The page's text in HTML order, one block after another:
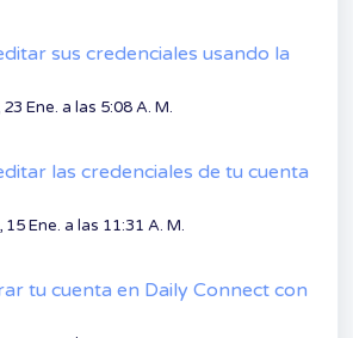
sus credenciales usando la
Ene. a las 5:08 A. M.
las credenciales de tu cuenta
Ene. a las 11:31 A. M.
tu cuenta en Daily Connect con